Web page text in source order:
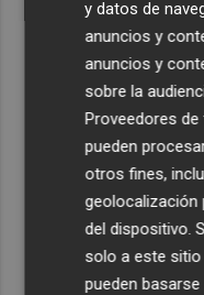
y datos de
anuncios y
anuncios y
sobre la
Proveedores
pueden
otros fines,
del dispositivo.
solo a este
pueden